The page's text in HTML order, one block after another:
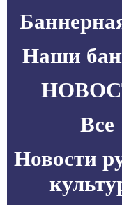
Наши
Все
Новости